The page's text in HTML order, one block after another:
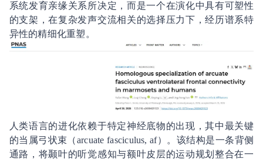
系统发育亲缘关系所决定，而是一个在演化中具有可塑性
的支架，在复杂发声交流相关的选择压力下，经历谱系特
异性的精细化重塑。
人类语言的进化依赖于特定神经底物的出现，其中最关键
的当属弓状束（arcuate fasciculus, af）。该结构是一条背侧
通路，将颞叶的听觉感知与额叶皮层的运动规划整合在一